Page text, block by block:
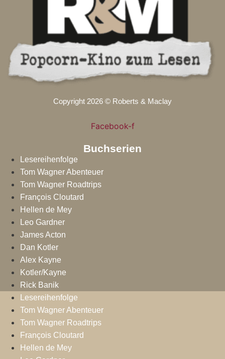
Copyright 2026 © Roberts & Maclay
Facebook-f
Buchserien
Lesereihenfolge
Tom Wagner Abenteuer
Tom Wagner Roadtrips
François Cloutard
Hellen de Mey
Leo Gardner
James Acton
Dan Kotler
Alex Kayne
Kotler/Kayne
Rick Banik
Lesereihenfolge
Tom Wagner Abenteuer
Tom Wagner Roadtrips
François Cloutard
Hellen de Mey